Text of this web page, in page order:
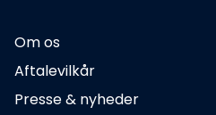
Om os
Aftalevilkår
Presse & nyheder